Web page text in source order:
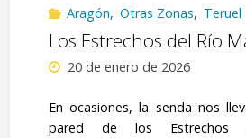
Aragón, Otras Zonas, Teruel
Los Estrechos del Río
20 de enero de 2026
En ocasiones, la senda nos
pared de los Estrechos